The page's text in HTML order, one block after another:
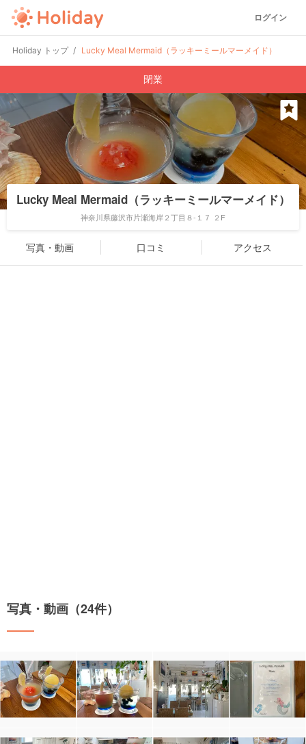
ログイン
Holiday トップ Lucky Meal Mermaid（ラッキーミールマーメイド）
閉業
Lucky Meal Mermaid（ラッキーミールマーメイド）
神奈川県藤沢市片瀬海岸２丁目８-１７ ２F
写真・動画 口コミ アクセス
写真・動画（24件）